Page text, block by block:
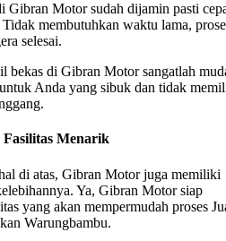
Gibran Motor sudah dijamin pasti
membutuhkan waktu lama,
selesai.
bekas di Gibran Motor sangatlah
Anda yang sibuk dan tidak
Menarik
di atas, Gibran Motor juga memiliki
Ya, Gibran Motor siap
yang akan mempermudah proses
Warungbambu.